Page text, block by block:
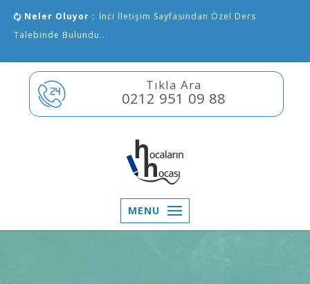
Neler Oluyor : İnci İletişim Sayfasından Özel Ders
Talebinde Bulundu...
Tıkla Ara
0212 951 09 88
MENU